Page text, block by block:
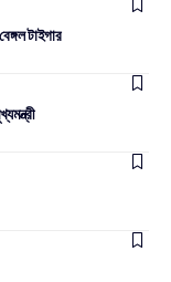
টাইগার